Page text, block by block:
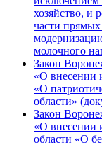
хозяйство, и
части
молочного
Закон
«О внесении
«О
области»
Закон
«О внесении
области «О